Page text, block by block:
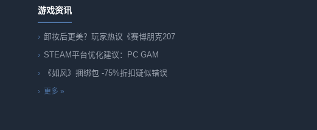
游戏资讯
卸妆后更美？玩家热议《赛博朋克207
STEAM平台优化建议：PC GAM
《如风》捆绑包 -75%折扣疑似错误
更多 »